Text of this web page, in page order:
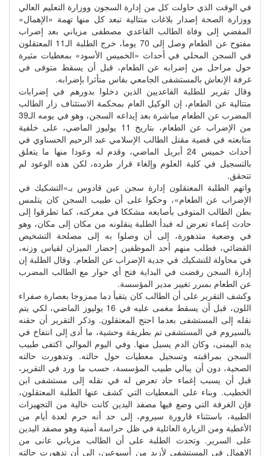
في الوقت الذي حاولت كل من إدارة السجون ووزارة التعليم العالي
ووزارة الصحة إصدار بلاغات متتالية تبعد كل منها تهمة «الإهمال»
المفضي إلى وفاة الطالب القاعدي مصطفى مزياني بعد إضراب
مفتوح عن الطعام وصل إلى 70 يوما، خرج الطلبة الـ11 المعتقلون
في السجن المحلي في أحداث «الخميس الأسود» بمعطيات مثيرة
حول مراحل من إضرابه عن الطعام، قبل أن يسقط متوفى في
غرفة الإنعاش بالمستشفى الجامعي بفاس متأثرا بإضرابه.
وقال تقرير للطلبة القاعديين الذين دخلوا بدورهم في إضرابات
متتالية عن الطعام، إن الوكيل العام بمحكمة الاستئناف زار الطالب
المضرب عن الطعام مباشرة بعد إيداعه السجن، وهو في يومه الـ39
من الإضراب عن الطعام، بتاريخ 11 يوليوز الماضي، على خلفية
متابعته في قضية مقتل الطالب الإسلامي عبد الرحيم الحسناوي في
أحداث خميس 24 أبريل الماضي، وقدم له وعودا منها ما يتعلق
بالتسجيل في كلية العلوم وإلغاء قرار طرده، لكن هذه الوعود لم
تتحقق.
واتهم الطلبة المعتقلون إدارة سجن عين قادوس بـ»التشكيك في
الإضراب عن الطعام»، وحكوا على أن طبيب السجن كان يتلمس
بطن الطالب المتوفى بأصابعه مشككا في معركته، كما تطرقوا إلى
حادث إغماء تعرض له فبدأ الطلبة ينقلونه من مكان إلى مكان، وهو
في وضعية متدهورة، إلى أن وصلوا به إلى مصلحة التشخيص
القضائي، فطلب منهم أحد الموظفين إحضار الميزان لقياس وزنه،
في محاولة للتشكيك في جدية الإضراب عن الطعام. وقال الطلبة إن
إدارة السجن رفضت في البداية فتح أي حوار مع الطالب المضرب
عن الطعام بمبرر تغيير مدير المؤسسة.
وكشف التقرير على أن الطالب كان يتقيأ دما ممزوجا بعصارة صفراء
اللون، قبل أن يسقط مغمى عليه في 16 يوليوز الماضي، لكي يتم
نقله إلى المستشفى بعدما احتج المعتقلون. وذكر التقرير أن حقنه
بالسيروم في المستشفى تم بطريقة وحشية، ما أدى إلى انتفاخ في
يده اليمنى، وكان الدم يسيل منها. وفي اليوم الموالي اكتفى طبيب
السجن بمراقبته وتسجيل معطيات حول حالته. وتدهورت حالته
الصحية، دون أن يبالي طبيب المؤسسة، حسب ما ورد في التقرير،
قبل أن يسبب إغماء حاد تعرض له في نقله إلى مستشفى ابن
الخطيب. وبناء على المعطيات التي كشف عنها الطلبة المعتقلون،
فإن الغرفة التي وضع فيها مصفد اليدين كانت خالية من التجهيزات
الطبية، باستثناء قارورة سيروم، إلى حد أنه حرم لعدة أيام من
الأغطية ومن الزيارة العائلية في ظل حراسة أمنية وهو مصفد اليدين
على السرير. وتحدث الطلبة على أن الطالب مزياني عانى من
الإهمال في المستشفى لأزيد من أسبوعين، إلى أن تدهورت حالته